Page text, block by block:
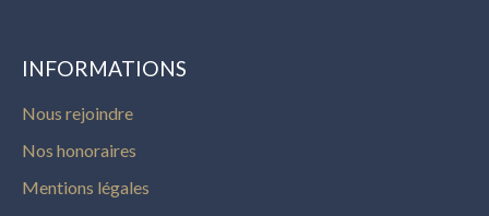
INFORMATIONS
Nous rejoindre
Nos honoraires
Mentions légales